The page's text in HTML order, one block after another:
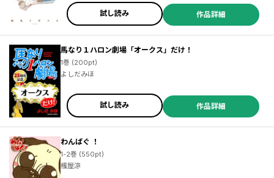
試し読み 作品詳細
馬なり１ハロン劇場「オークス」だけ！
1巻 (200pt)
よしだみほ
試し読み 作品詳細
わんぱぐ ！
1-2巻 (550pt)
櫁屋涼